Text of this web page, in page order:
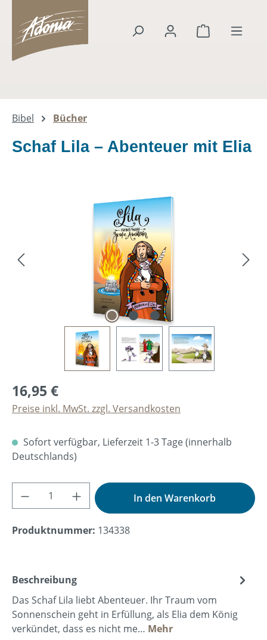
springen
Warenkorb
Bibel Bücher
Schaf Lila – Abenteuer mit Elia
Bildergalerie überspringen
16,95 €
Preise inkl. MwSt. zzgl. Versandkosten
Sofort verfügbar, Lieferzeit 1-3 Tage (innerhalb
Deutschlands)
Produkt Anzahl: Gib den gewünschten
In den Warenkorb
Produktnummer: 134338
Beschreibung
Das Schaf Lila liebt Abenteuer. Ihr Traum vom
Sonnenschein geht in Erfüllung, als Elia dem König
verkündet, dass es nicht me… Mehr